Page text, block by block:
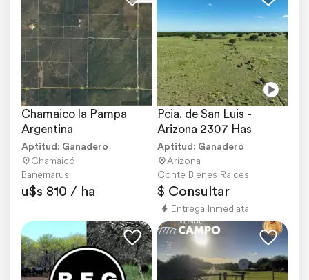
Chamaico la Pampa
Argentina
Aptitud: Ganadero
Chamaicó
Banemarus
u$s 810 / ha
Pcia. de San Luis -
Arizona 2307 Has
Aptitud: Ganadero
Arizona
Conte Bienes Raices
$ Consultar
Entrega Inmediata